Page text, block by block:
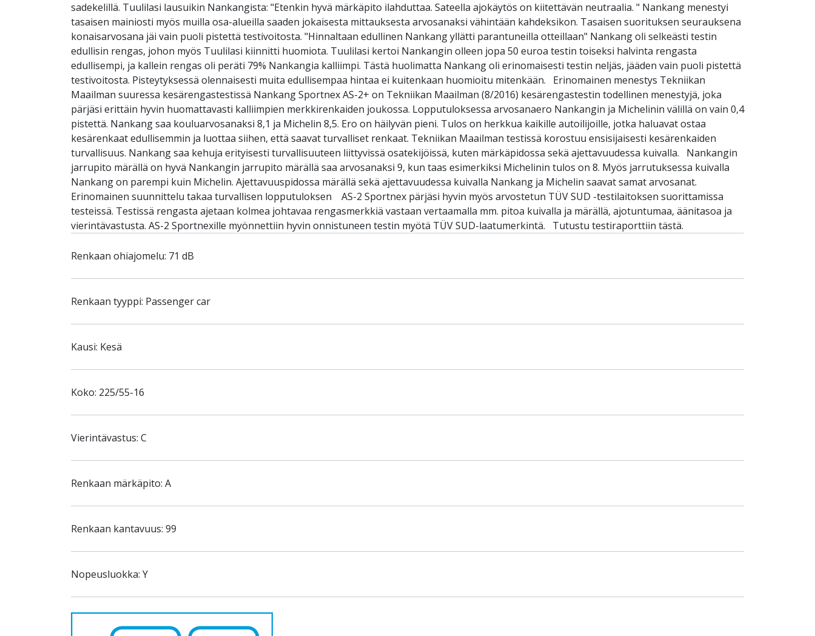
sadekelillä. Tuulilasi lausuikin Nankangista: "Etenkin hyvä märkäpito ilahduttaa. Sateella ajokäytös on kiitettävän neutraalia. " Nankang menestyi
tasaisen mainiosti myös muilla osa-alueilla saaden jokaisesta mittauksesta arvosanaksi vähintään kahdeksikon. Tasaisen suorituksen seurauksena
konaisarvosana jäi vain puoli pistettä testivoitosta. "Hinnaltaan edullinen Nankang yllätti parantuneilla otteillaan" Nankang oli selkeästi testin
edullisin rengas, johon myös Tuulilasi kiinnitti huomiota. Tuulilasi kertoi Nankangin olleen jopa 50 euroa testin toiseksi halvinta rengasta
edullisempi, ja kallein rengas oli peräti 79% Nankangia kalliimpi. Tästä huolimatta Nankang oli erinomaisesti testin neljäs, jääden vain puoli pistettä
testivoitosta. Pisteytyksessä olennaisesti muita edullisempaa hintaa ei kuitenkaan huomioitu mitenkään. Erinomainen menestys Tekniikan
Maailman suuressa kesärengastestissä Nankang Sportnex AS-2+ on Tekniikan Maailman (8/2016) kesärengastestin todellinen menestyjä, joka
pärjäsi erittäin hyvin huomattavasti kalliimpien merkkirenkaiden joukossa. Lopputuloksessa arvosanaero Nankangin ja Michelinin välillä on vain 0,4
pistettä. Nankang saa kouluarvosanaksi 8,1 ja Michelin 8,5. Ero on häilyvän pieni. Tulos on herkkua kaikille autoilijoille, jotka haluavat ostaa
kesärenkaat edullisemmin ja luottaa siihen, että saavat turvalliset renkaat. Tekniikan Maailman testissä korostuu ensisijaisesti kesärenkaiden
turvallisuus. Nankang saa kehuja erityisesti turvallisuuteen liittyvissä osatekijöissä, kuten märkäpidossa sekä ajettavuudessa kuivalla. Nankangin
jarrupito märällä on hyvä Nankangin jarrupito märällä saa arvosanaksi 9, kun taas esimerkiksi Michelinin tulos on 8. Myös jarrutuksessa kuivalla
Nankang on parempi kuin Michelin. Ajettavuuspidossa märällä sekä ajettavuudessa kuivalla Nankang ja Michelin saavat samat arvosanat.
Erinomainen suunnittelu takaa turvallisen lopputuloksen AS-2 Sportnex pärjäsi hyvin myös arvostetun TÜV SUD -testilaitoksen suorittamissa
testeissä. Testissä rengasta ajetaan kolmea johtavaa rengasmerkkiä vastaan vertaamalla mm. pitoa kuivalla ja märällä, ajotuntumaa, äänitasoa ja
vierintävastusta. AS-2 Sportnexille myönnettiin hyvin onnistuneen testin myötä TÜV SUD-laatumerkintä. Tutustu testiraporttiin tästä.
Renkaan ohiajomelu: 71 dB
Renkaan tyyppi: Passenger car
Kausi: Kesä
Koko: 225/55-16
Vierintävastus: C
Renkaan märkäpito: A
Renkaan kantavuus: 99
Nopeusluokka: Y